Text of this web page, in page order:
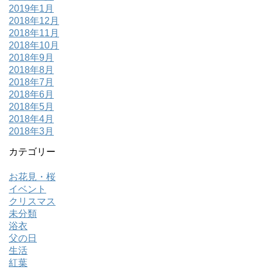
2019年1月
2018年12月
2018年11月
2018年10月
2018年9月
2018年8月
2018年7月
2018年6月
2018年5月
2018年4月
2018年3月
カテゴリー
お花見・桜
イベント
クリスマス
未分類
浴衣
父の日
生活
紅葉